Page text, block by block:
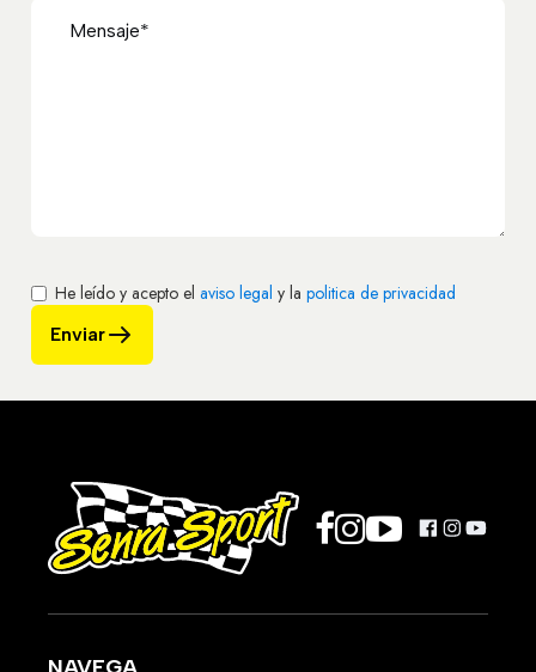
He leído y acepto el aviso legal y la politica de privacidad
Enviar